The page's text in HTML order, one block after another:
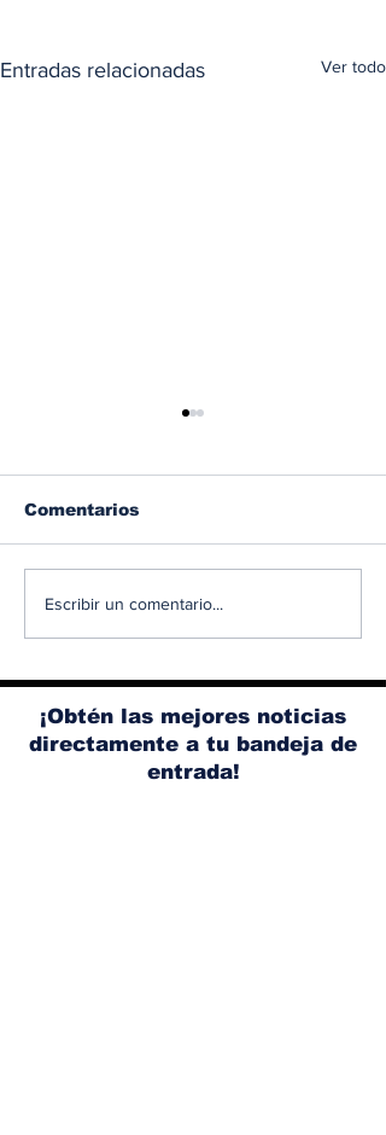
Entradas relacionadas Ver todo
Albaisa deja la
Weaver tomará su
lugar
Comentarios
Escribir un comentario...
¡Obtén las mejores noticias
directamente a tu bandeja de
entrada!